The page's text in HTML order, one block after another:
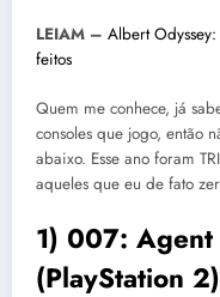
LEIAM – Albert Odyssey:
feitos
Quem me conhece, já
consoles que jogo, então
abaixo. Esse ano foram
aqueles que eu de fato
1) 007:
(PlayStation 2)